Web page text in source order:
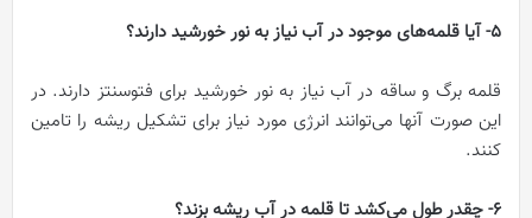
5- آیا قلمه‌های موجود در آب نیاز به نور خورشید دارند؟
قلمه برگ و ساقه در آب نیاز به نور خورشید برای فتوسنتز دارند. در
این صورت آنها می‌توانند انرژی مورد نیاز برای تشکیل ریشه را تامین
کنند.
6- چقدر طول می‌کشد تا قلمه در آب ریشه بزند؟